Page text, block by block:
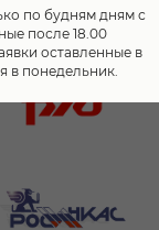
по будням дням с
после 18.00
оставленные в
в понедельник.